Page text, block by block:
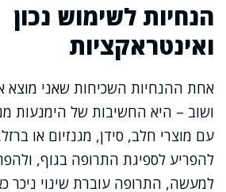
הנחיות לשימוש נכון
ואינטראקציות
אחת ההנחיות השכיחות שאני מוצא
ושוב – היא החשיבות של הימנעות
עם מוצרי חלב, סידן, מגנזיום או
להפריע לספיגת התרופה בגוף,
למעשה, התרופה עוברת שינוי ניכר